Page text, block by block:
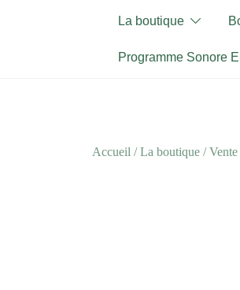
La boutique
Programme Sonore
Accueil /La boutique /